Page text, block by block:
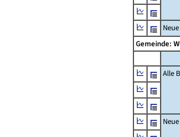
Gemeinde:
Alle